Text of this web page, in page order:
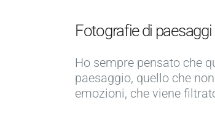
Fotografie di paesaggi
Ho sempre pensato che
paesaggio, quello che
emozioni, che viene